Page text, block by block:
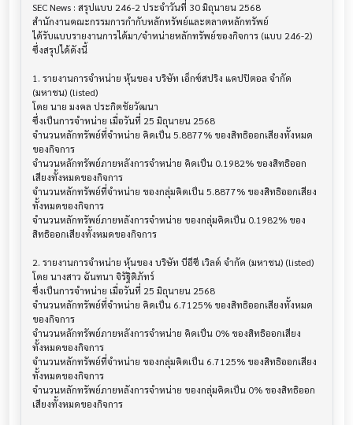
SEC News : สรุปแบบ 246-2 ประจำวันที่ 30 มิถุนายน 2568
สำนักงานคณะกรรมการกำกับหลักทรัพย์และตลาดหลักทรัพย์
ได้รับแบบรายงานการได้มา/จำหน่ายหลักทรัพย์ของกิจการ (แบบ 246-2)
ซึ่งสรุปได้ดังนี้
1. รายงานการจำหน่าย หุ้นของ บริษัท เอ็กซ์สปริง แคปปิตอล จำกัด
(มหาชน) (listed)
โดย นาย มงคล ประกิตชัยวัฒนา
ซึ่งเป็นการจำหน่าย เมื่อวันที่ 25 มิถุนายน 2568
จำนวนหลักทรัพย์ที่จำหน่าย คิดเป็น 5.8877% ของสิทธิออกเสียงทั้งหมด
ของกิจการ
จำนวนหลักทรัพย์ภายหลังการจำหน่าย คิดเป็น 0.1982% ของสิทธิออก
เสียงทั้งหมดของกิจการ
จำนวนหลักทรัพย์ที่จำหน่าย ของกลุ่มคิดเป็น 5.8877% ของสิทธิออกเสียง
ทั้งหมดของกิจการ
จำนวนหลักทรัพย์ภายหลังการจำหน่าย ของกลุ่มคิดเป็น 0.1982% ของ
สิทธิออกเสียงทั้งหมดของกิจการ
2. รายงานการจำหน่าย หุ้นของ บริษัท บีอีซี เวิลด์ จำกัด (มหาชน) (listed)
โดย นางสาว ฉันทนา จิรัฐิติภัทร์
ซึ่งเป็นการจำหน่าย เมื่อวันที่ 25 มิถุนายน 2568
จำนวนหลักทรัพย์ที่จำหน่าย คิดเป็น 6.7125% ของสิทธิออกเสียงทั้งหมด
ของกิจการ
จำนวนหลักทรัพย์ภายหลังการจำหน่าย คิดเป็น 0% ของสิทธิออกเสียง
ทั้งหมดของกิจการ
จำนวนหลักทรัพย์ที่จำหน่าย ของกลุ่มคิดเป็น 6.7125% ของสิทธิออกเสียง
ทั้งหมดของกิจการ
จำนวนหลักทรัพย์ภายหลังการจำหน่าย ของกลุ่มคิดเป็น 0% ของสิทธิออก
เสียงทั้งหมดของกิจการ